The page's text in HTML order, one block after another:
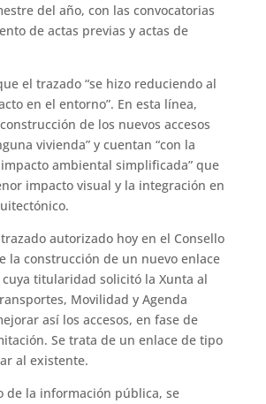
del año, con las convocatorias
de actas previas y actas de
el trazado “se hizo reduciendo al
en el entorno”. En esta línea,
de los nuevos accesos
vivienda” y cuentan “con la
ambiental simplificada” que
impacto visual y la integración en
autorizado hoy en el Consello
la construcción de un nuevo enlace
cuya titularidad solicitó la Xunta al
Movilidad y Agenda
así los accesos, en fase de
Se trata de un enlace de tipo
al existente.
de la información pública, se